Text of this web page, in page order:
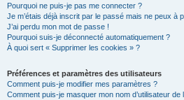
Pourquoi ne puis-je pas me connecter ?
Je m’étais déjà inscrit par le passé mais ne peux à
J’ai perdu mon mot de passe !
Pourquoi suis-je déconnecté automatiquement ?
À quoi sert « Supprimer les cookies » ?
Préférences et paramètres des utilisateurs
Comment puis-je modifier mes paramètres ?
Comment puis-je masquer mon nom d’utilisateur